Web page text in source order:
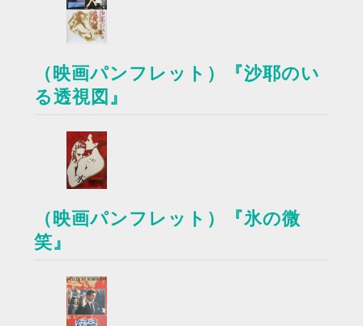
（映画パンフレット）『沙耶のい
る透視図』
（映画パンフレット）『氷の微
笑』